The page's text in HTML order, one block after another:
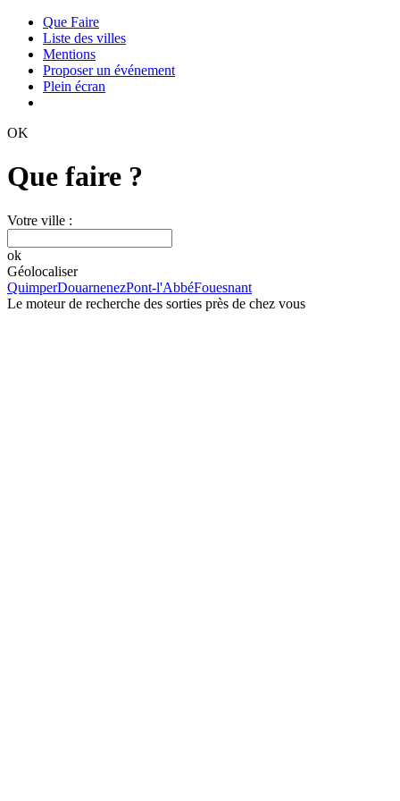
Que Faire
Liste des villes
Mentions
Proposer un événement
Plein écran
OK
Que faire ?
Votre ville :
ok
Géolocaliser
QuimperDouarnenezPont-l'AbbéFouesnant
Le moteur de recherche des sorties près de chez vous